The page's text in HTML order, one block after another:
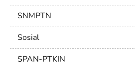
SNMPTN
Sosial
SPAN-PTKIN